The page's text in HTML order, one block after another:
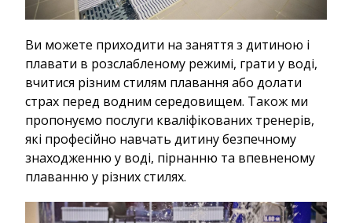
Ви можете приходити на заняття з дитиною і
плавати в розслабленому режимі, грати у воді,
вчитися різним стилям плавання або долати
страх перед водним середовищем. Також ми
пропонуємо послуги кваліфікованих тренерів,
які професійно навчать дитину безпечному
знаходженню у воді, пірнанню та впевненому
плаванню у різних стилях.